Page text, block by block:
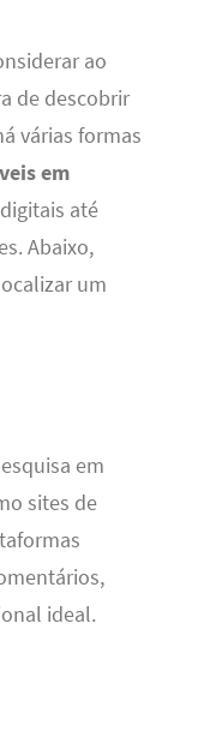
ao
de descobrir
várias formas
em
até
Abaixo,
um
em
sites de
ideal.